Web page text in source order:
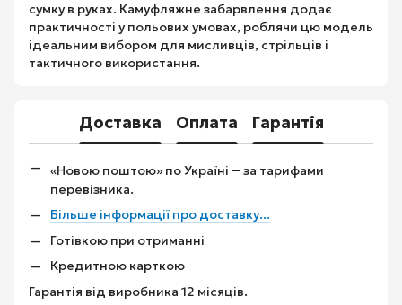
сумку в руках. Камуфляжне забарвлення додає
практичності у польових умовах, роблячи цю модель
ідеальним вибором для мисливців, стрільців і
тактичного використання.
Доставка Оплата Гарантія
«Новою поштою» по Україні – за тарифами
перевізника.
Більше інформації про доставку...
Готівкою при отриманні
Кредитною карткою
Гарантія від виробника 12 місяців.